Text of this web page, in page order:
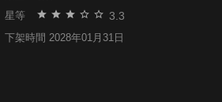
星等 3.3
下架時間 2028年01月31日